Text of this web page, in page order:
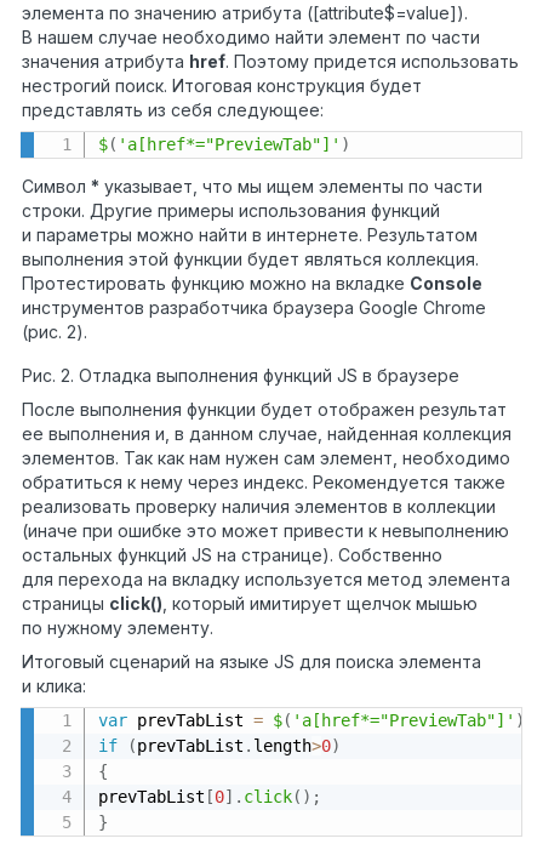
элемента по значению атрибута ([attribute$=value]).
В нашем случае необходимо найти элемент по части
значения атрибута href. Поэтому придется использовать
нестрогий поиск. Итоговая конструкция будет
представлять из себя следующее:
$( 'a[href*="PreviewTab"]' )
Символ * указывает, что мы ищем элементы по части
строки. Другие примеры использования функций
и параметры можно найти в интернете. Результатом
выполнения этой функции будет являться коллекция.
Протестировать функцию можно на вкладке Console
инструментов разработчика браузера Google Chrome
(рис. 2).
Рис. 2. Отладка выполнения функций JS в браузере
После выполнения функции будет отображен результат
ее выполнения и, в данном случае, найденная коллекция
элементов. Так как нам нужен сам элемент, необходимо
обратиться к нему через индекс. Рекомендуется также
реализовать проверку наличия элементов в коллекции
(иначе при ошибке это может привести к невыполнению
остальных функций JS на странице). Собственно
для перехода на вкладку используется метод элемента
страницы click() , который имитирует щелчок мышью
по нужному элементу.
Итоговый сценарий на языке JS для поиска элемента
и клика:
var prevTabList = $( 'a[href*="PreviewTab"]' )
if
(prevTabList . length>0)
{
prevTabList [0] . click( ) ;
}